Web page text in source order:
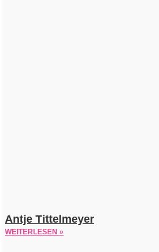
Antje Tittelmeyer
WEITERLESEN »